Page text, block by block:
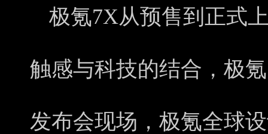
极氪7X从预售到正式
触感与科技的结合，极
发布会现场，极氪全球